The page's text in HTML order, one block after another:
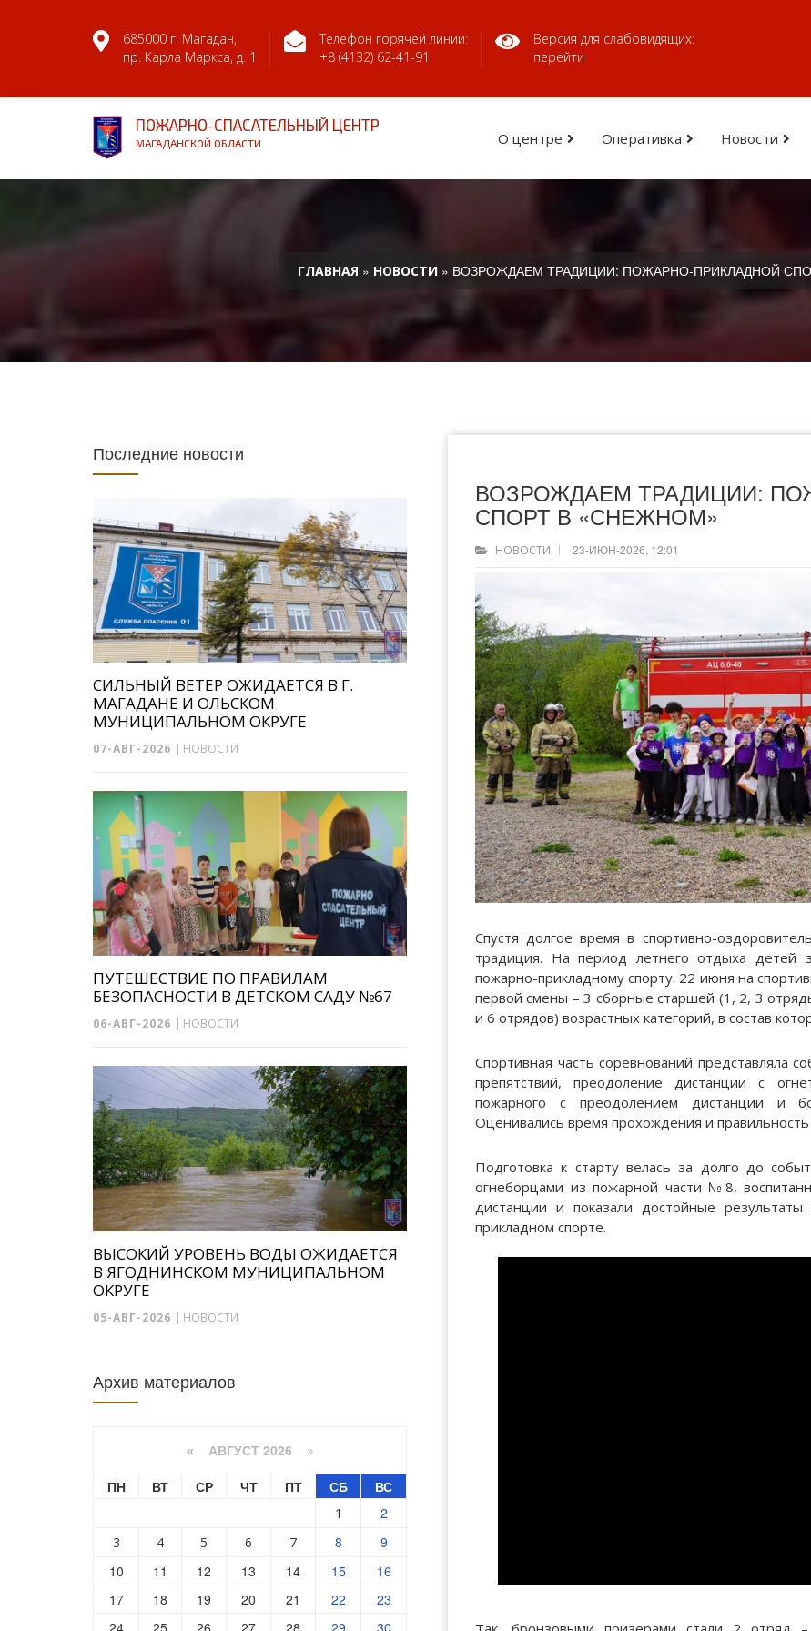
685000 г. Магадан,
пр. Карла Маркса, д. 1
Телефон горячей линии:
+8 (4132) 62-41-91
Версия для слабовидящих:
перейти
ПОЖАРНО-СПАСАТЕЛЬНЫЙ ЦЕНТР
МАГАДАНСКОЙ ОБЛАСТИ О центре Оперативка Новости
ГЛАВНАЯ » НОВОСТИ » ВОЗРОЖДАЕМ ТРАДИЦИИ: ПОЖАРНО-ПРИКЛАДНОЙ
ВОЗРОЖДАЕМ ТРАДИЦИИ:
СПОРТ В «СНЕЖНОМ»
НОВОСТИ 23-ИЮН-2026, 12:01
Спустя долгое время в спортивно-
традиция. На период летнего отдыха детей
пожарно-прикладному спорту. 22 июня на
первой смены – 3 сборные старшей (1, 2, 3
и 6 отрядов) возрастных категорий, в состав
Спортивная часть соревнований представляла
препятствий, преодоление дистанции с
пожарного с преодолением дистанции и
Оценивались время прохождения и
Подготовка к старту велась за долго до
огнеборцами из пожарной части №8,
дистанции и показали достойные
прикладном спорте.
Последние новости
СИЛЬНЫЙ ВЕТЕР ОЖИДАЕТСЯ В Г.
МАГАДАНЕ И ОЛЬСКОМ
МУНИЦИПАЛЬНОМ ОКРУГЕ
07-АВГ-2026 | НОВОСТИ
ПУТЕШЕСТВИЕ ПО ПРАВИЛАМ
БЕЗОПАСНОСТИ В ДЕТСКОМ САДУ №67
06-АВГ-2026 НОВОСТИ
ВЫСОКИЙ УРОВЕНЬ ВОДЫ ОЖИДАЕТСЯ
В ЯГОДНИНСКОМ МУНИЦИПАЛЬНОМ
ОКРУГЕ
05-АВГ-2026 | НОВОСТИ
Архив материалов
« АВГУСТ 2026 »
ПН
ВТ СР ЧТ ПТ СБ ВС
1 2
3 4 5 6 7 8
9
10
11 12 13 14 15
16
17
18 19 20 21 22
23
24
25 26 27 28 29 30